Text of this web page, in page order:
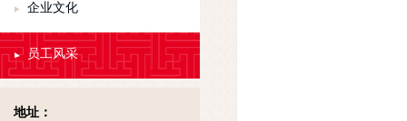
企业文化
员工风采
地址：